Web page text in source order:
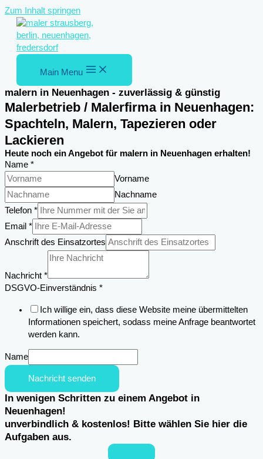
Zum Inhalt springen
Main Menu
malern in Neuenhagen - zuverlässig & günstig
Malerbetrieb / Malerfirma in Neuenhagen:
Spachteln, Malern, Tapezieren oder
Lackieren
Heute noch ein Angebot für malern in Neuenhagen erhalten!
Name *
Vorname
Nachname
Telefon *
Email *
Anschrift des Einsatzortes
Einsatzortes
Anschrift
Nachricht *
DSGVO-Einverständnis *
Ich willige ein, dass diese Website meine übermittelten
Informationen speichert, sodass meine Anfrage beantwortet
werden kann.
Name
Nachricht senden
In wenigen Schritten zu einem Angebot in
Neuenhagen!
unverbindlich & kostenlos! Bitte wählen Sie hier die
Aufgaben aus.